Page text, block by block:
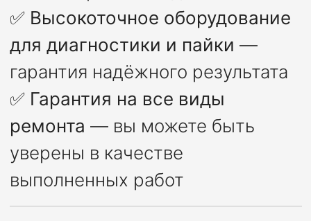
✅ Высокоточное оборудование
для диагностики и пайки —
гарантия надёжного результата
✅ Гарантия на все виды
ремонта — вы можете быть
уверены в качестве
выполненных работ